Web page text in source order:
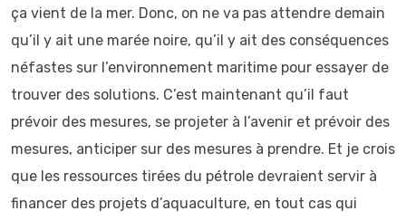
ça vient de la mer. Donc, on ne va pas attendre demain
qu’il y ait une marée noire, qu’il y ait des conséquences
néfastes sur l’environnement maritime pour essayer de
trouver des solutions. C’est maintenant qu’il faut
prévoir des mesures, se projeter à l’avenir et prévoir des
mesures, anticiper sur des mesures à prendre. Et je crois
que les ressources tirées du pétrole devraient servir à
financer des projets d’aquaculture, en tout cas qui